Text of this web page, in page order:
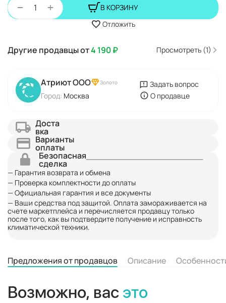
+
−
В КОРЗИНУ
Отложить
Другие продавцы от4 190₽ Просмотреть (1)
Атриют ООО Золото
Город: Москва
Задать вопрос
О продавце
Доста
вка
Варианты
оплаты
Безопасная
сделка
— Гарантия возврата и обмена
— Проверка комплектности до оплаты
— Официальная гарантия и все документы
— Ваши средства под защитой. Оплата замораживается на
счете маркетплейса и перечисляется продавцу только
после того, как вы подтвердите получение и исправность
климатической техники.
Предложения от продавцов Описание
Возможно, вас это